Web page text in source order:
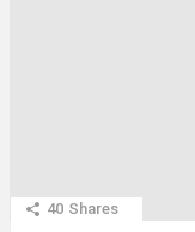
40 Shares